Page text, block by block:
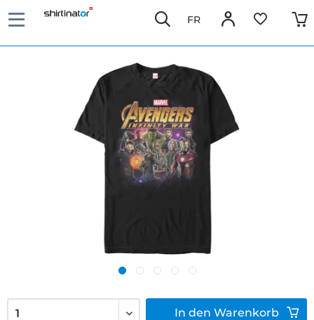
FR
In den Warenkorb